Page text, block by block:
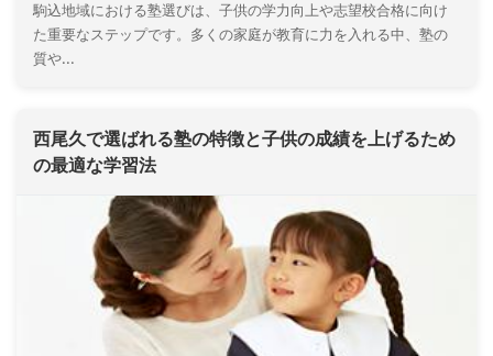
駒込地域における塾選びは、子供の学力向上や志望校合格に向け
た重要なステップです。多くの家庭が教育に力を入れる中、塾の
質や...
西尾久で選ばれる塾の特徴と子供の成績を上げるため
の最適な学習法